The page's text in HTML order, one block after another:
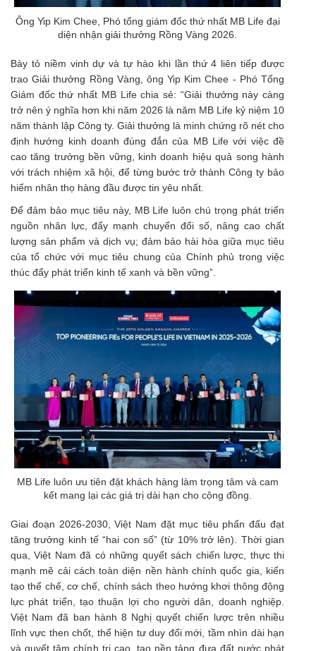
Ông Yip Kim Chee, Phó tổng giám đốc thứ nhất MB Life đại
diện nhận giải thưởng Rồng Vàng 2026.
Bày tỏ niềm vinh dự và tự hào khi lần thứ 4 liên tiếp được
trao Giải thưởng Rồng Vàng, ông Yip Kim Chee - Phó Tổng
Giám đốc thứ nhất MB Life chia sẻ: “Giải thưởng này càng
trở nên ý nghĩa hơn khi năm 2026 là năm MB Life kỷ niệm 10
năm thành lập Công ty. Giải thưởng là minh chứng rõ nét cho
định hướng kinh doanh đúng đắn của MB Life với việc đề
cao tăng trưởng bền vững, kinh doanh hiệu quả song hành
với trách nhiệm xã hội, để từng bước trở thành Công ty bảo
hiểm nhân thọ hàng đầu được tin yêu nhất.
Để đảm bảo mục tiêu này, MB Life luôn chú trọng phát triển
nguồn nhân lực, đẩy mạnh chuyển đổi số, nâng cao chất
lượng sản phẩm và dịch vụ; đảm bảo hài hòa giữa mục tiêu
của tổ chức với mục tiêu chung của Chính phủ trong việc
thúc đẩy phát triển kinh tế xanh và bền vững”.
MB Life luôn ưu tiên đặt khách hàng làm trọng tâm và cam
kết mang lại các giá trị dài hạn cho cộng đồng.
Giai đoạn 2026-2030, Việt Nam đặt mục tiêu phấn đấu đạt
tăng trưởng kinh tế “hai con số” (từ 10% trở lên). Thời gian
qua, Việt Nam đã có những quyết sách chiến lược, thực thi
mạnh mẽ cải cách toàn diện nền hành chính quốc gia, kiến
tạo thể chế, cơ chế, chính sách theo hướng khơi thông động
lực phát triển, tạo thuận lợi cho người dân, doanh nghiệp.
Việt Nam đã ban hành 8 Nghị quyết chiến lược trên nhiều
lĩnh vực then chốt, thể hiện tư duy đổi mới, tầm nhìn dài hạn
và quyết tâm chính trị cao, tạo nền tảng đưa đất nước phát